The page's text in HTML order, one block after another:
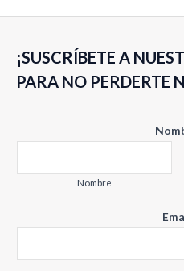
con
¡SUSCRÍBETE A
PARA NO PERDERTE
Nombre